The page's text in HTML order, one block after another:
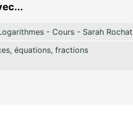
- Cours - Sarah Rochat
équations, fractions